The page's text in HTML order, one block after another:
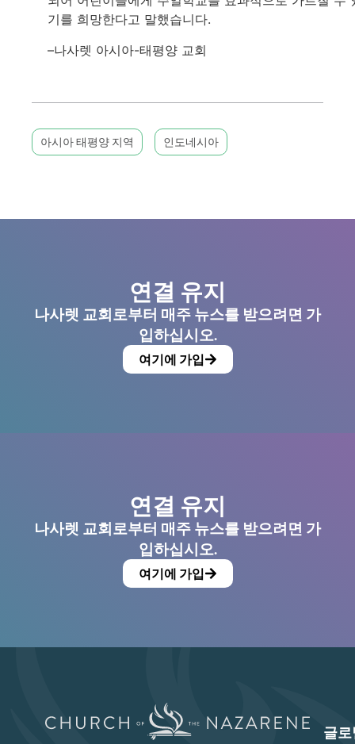
기를 희망한다고 말했습니다.
–나사렛 아시아-태평양 교회
아시아 태평양 지역 인도네시아
연결 유지
나사렛 교회로부터 매주 뉴스를 받으려면 가
입하십시오.
여기에 가입
연결 유지
나사렛 교회로부터 매주 뉴스를 받으려면 가
입하십시오.
여기에 가입
글로